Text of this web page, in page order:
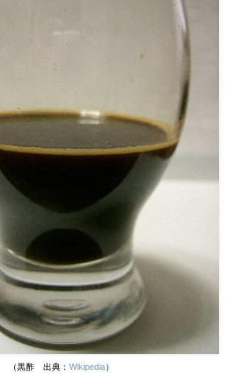
（黒酢 出典： Wikipedia）